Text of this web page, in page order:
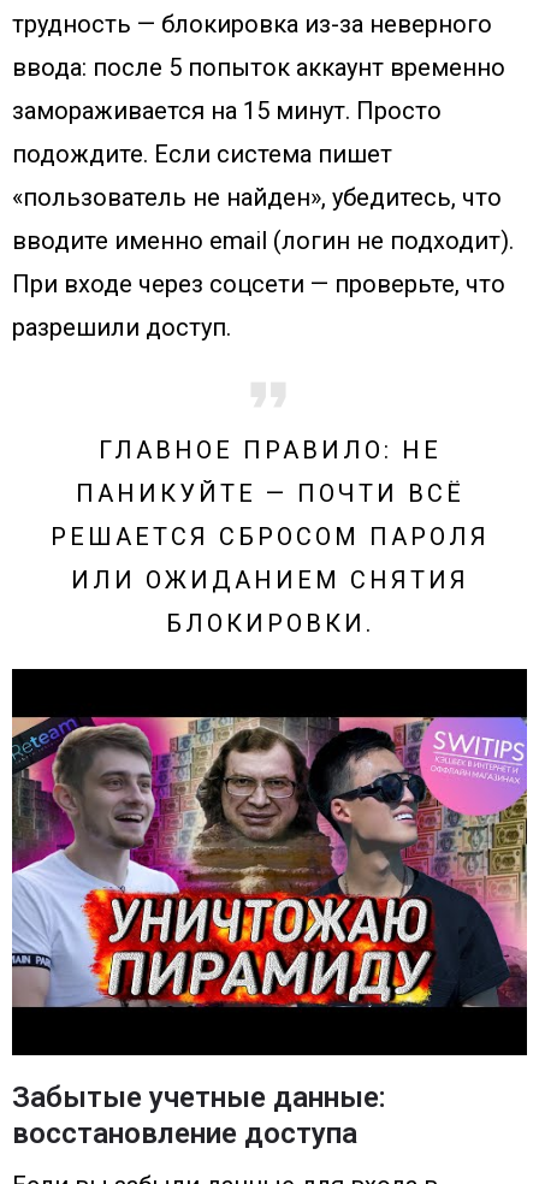
трудность — блокировка из-за неверного
ввода: после 5 попыток аккаунт временно
замораживается на 15 минут. Просто
подождите. Если система пишет
«пользователь не найден», убедитесь, что
вводите именно email (логин не подходит).
При входе через соцсети — проверьте, что
разрешили доступ.
ГЛАВНОЕ ПРАВИЛО: НЕ
ПАНИКУЙТЕ — ПОЧТИ ВСЁ
РЕШАЕТСЯ СБРОСОМ ПАРОЛЯ
ИЛИ ОЖИДАНИЕМ СНЯТИЯ
БЛОКИРОВКИ.
Забытые учетные данные:
восстановление доступа